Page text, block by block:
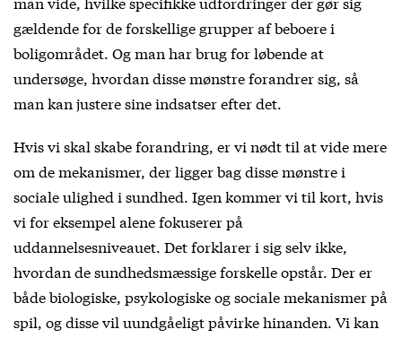
gældende for de forskellige grupper af beboere i
boligområdet. Og man har brug for løbende at
undersøge, hvordan disse mønstre forandrer sig, så
man kan justere sine indsatser efter det.
Hvis vi skal skabe forandring, er vi nødt til at vide mere
om de mekanismer, der ligger bag disse mønstre i
sociale ulighed i sundhed. Igen kommer vi til kort, hvis
vi for eksempel alene fokuserer på
uddannelsesniveauet. Det forklarer i sig selv ikke,
hvordan de sundhedsmæssige forskelle opstår. Der er
både biologiske, psykologiske og sociale mekanismer på
spil, og disse vil uundgåeligt påvirke hinanden. Vi kan